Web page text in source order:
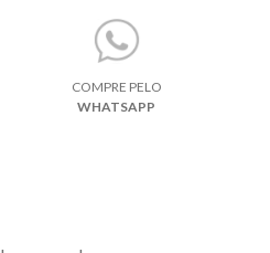
COMPRE PELO
WHATSAPP